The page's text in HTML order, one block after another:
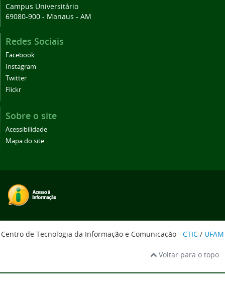
Campus Universitário
69080-900 - Manaus - AM
Redes Sociais
Facebook
Instagram
Twitter
Flickr
Sobre o site
Acessibilidade
Mapa do site
Centro de Tecnologia da Informação e Comunicação - CTIC / UFAM
Voltar para o topo